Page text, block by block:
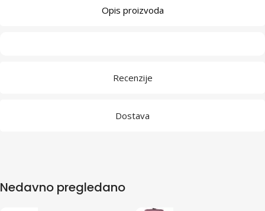
Opis proizvoda
Recenzije
Dostava
Nedavno pregledano